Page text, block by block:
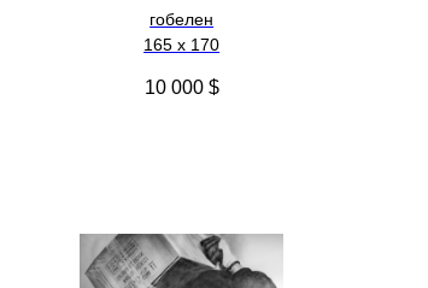
гобелен
165 x 170
10 000 $